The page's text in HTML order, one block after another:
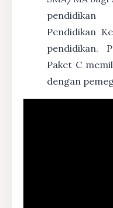
Pendidikan
pendidikan.
Paket C
dengan